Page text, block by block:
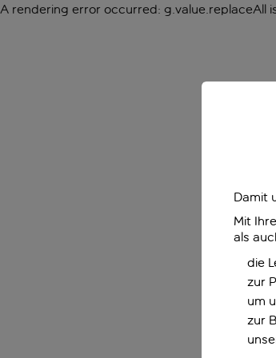
A rendering error occurred: g.value.replaceAll
Damit
Mit
als
die
zur
um
zur